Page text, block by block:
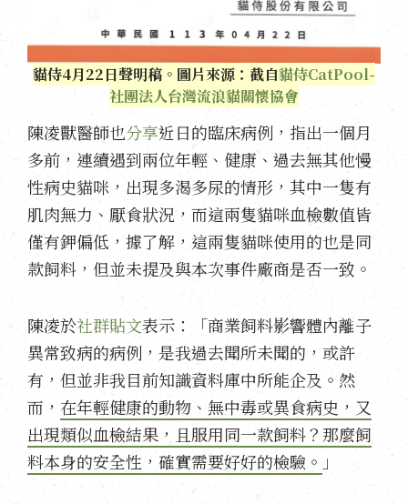
貓侍4月22日聲明稿。圖片來源：截自貓侍CatPool-
社團法人台灣流浪貓關懷協會
陳凌獸醫師也分享近日的臨床病例，指出一個月
多前，連續遇到兩位年輕、健康、過去無其他慢
性病史貓咪，出現多渴多尿的情形，其中一隻有
肌肉無力、厭食狀況，而這兩隻貓咪血檢數值皆
僅有鉀偏低，據了解，這兩隻貓咪使用的也是同
款飼料，但並未提及與本次事件廠商是否一致。
陳凌於社群貼文表示：「商業飼料影響體內離子
異常致病的病例，是我過去聞所未聞的，或許
有，但並非我目前知識資料庫中所能企及。然
而， 在年輕健康的動物、無中毒或異食病史，又
出現類似血檢結果，且服用同一款飼料？那麼飼
料本身的安全性，確實需要好好的檢驗。 」